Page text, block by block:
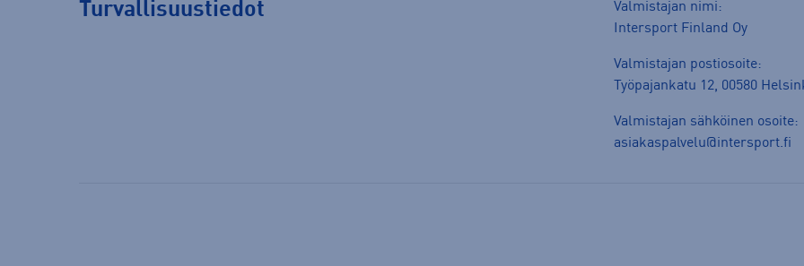
Turvallisuustiedot
Valmistajan nimi:
Intersport Finland Oy
Valmistajan postiosoite:
Työpajankatu 12, 00580
Valmistajan sähköinen osoite:
asiakaspalvelu@intersport.fi